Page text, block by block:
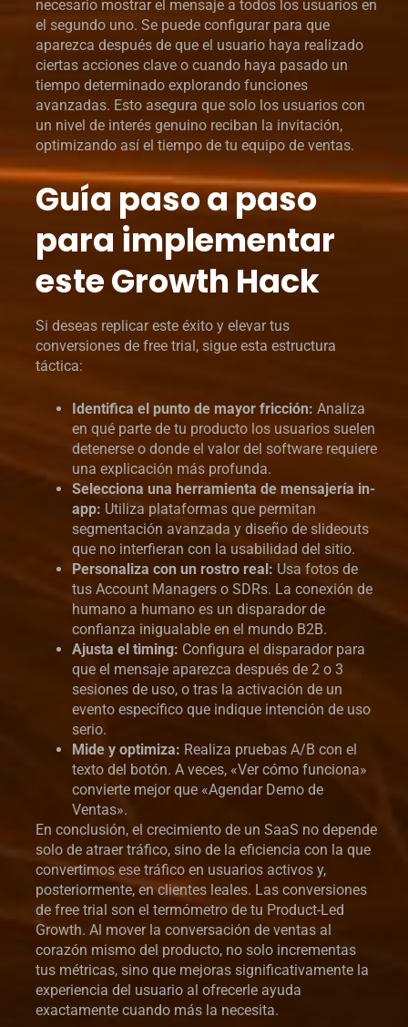
necesario mostrar el mensaje a todos los usuarios en
el segundo uno. Se puede configurar para que
aparezca después de que el usuario haya realizado
ciertas acciones clave o cuando haya pasado un
tiempo determinado explorando funciones
avanzadas. Esto asegura que solo los usuarios con
un nivel de interés genuino reciban la invitación,
optimizando así el tiempo de tu equipo de ventas.
Guía paso a paso
para implementar
este Growth Hack
Si deseas replicar este éxito y elevar tus
conversiones de free trial, sigue esta estructura
táctica:
Identifica el punto de mayor fricción: Analiza
en qué parte de tu producto los usuarios suelen
detenerse o donde el valor del software requiere
una explicación más profunda.
Selecciona una herramienta de mensajería in-
app: Utiliza plataformas que permitan
segmentación avanzada y diseño de slideouts
que no interfieran con la usabilidad del sitio.
Personaliza con un rostro real: Usa fotos de
tus Account Managers o SDRs. La conexión de
humano a humano es un disparador de
confianza inigualable en el mundo B2B.
Ajusta el timing: Configura el disparador para
que el mensaje aparezca después de 2 o 3
sesiones de uso, o tras la activación de un
evento específico que indique intención de uso
serio.
Mide y optimiza: Realiza pruebas A/B con el
texto del botón. A veces, «Ver cómo funciona»
convierte mejor que «Agendar Demo de
Ventas».
En conclusión, el crecimiento de un SaaS no depende
solo de atraer tráfico, sino de la eficiencia con la que
convertimos ese tráfico en usuarios activos y,
posteriormente, en clientes leales. Las conversiones
de free trial son el termómetro de tu Product-Led
Growth. Al mover la conversación de ventas al
corazón mismo del producto, no solo incrementas
tus métricas, sino que mejoras significativamente la
experiencia del usuario al ofrecerle ayuda
exactamente cuando más la necesita.